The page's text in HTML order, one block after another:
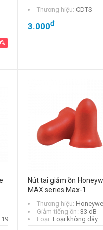
Thương hiệu: CDTS
3.000đ
Nút tai giảm ồn
MAX series Max-1
Thương hiệu: Honeywell
Giảm tiếng ồn: 33 dB
Loại: Loại không dây